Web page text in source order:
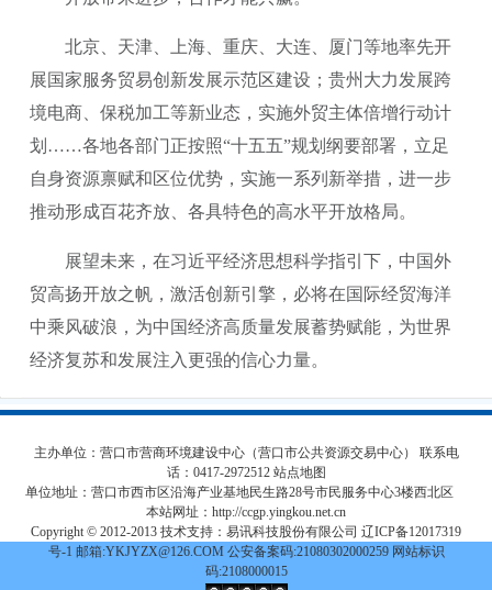
北京、天津、上海、重庆、大连、厦门等地率先开
展国家服务贸易创新发展示范区建设；贵州大力发展跨
境电商、保税加工等新业态，实施外贸主体倍增行动计
划……各地各部门正按照“十五五”规划纲要部署，立足
自身资源禀赋和区位优势，实施一系列新举措，进一步
推动形成百花齐放、各具特色的高水平开放格局。
展望未来，在习近平经济思想科学指引下，中国外
贸高扬开放之帆，激活创新引擎，必将在国际经贸海洋
中乘风破浪，为中国经济高质量发展蓄势赋能，为世界
经济复苏和发展注入更强的信心力量。
主办单位：营口市营商环境建设中心（营口市公共资源交易中心） 联系电
话：0417-2972512 站点地图
单位地址：营口市西市区沿海产业基地民生路28号市民服务中心3楼西北区
本站网址： http://ccgp.yingkou.net.cn
Copyright © 2012-2013 技术支持：易讯科技股份有限公司 辽ICP备12017319
号-1 邮箱:YKJYZX@126.COM 公安备案码:21080302000259 网站标识
码:2108000015